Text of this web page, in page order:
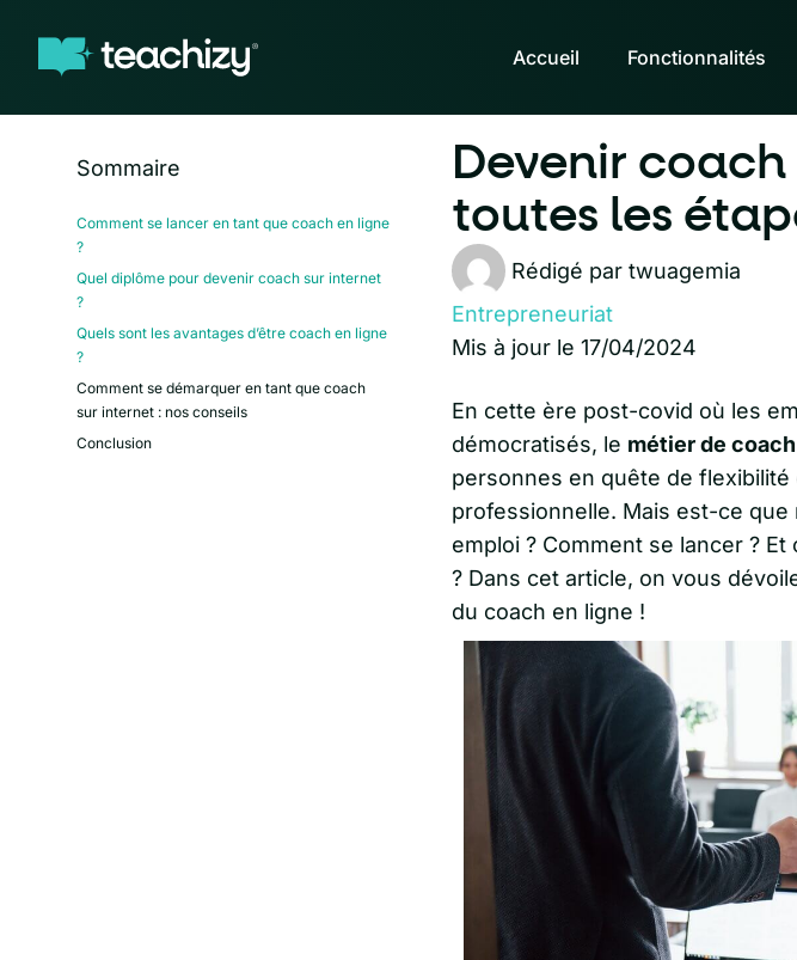
Accueil Fonctionnalités
Sommaire
Comment se lancer en tant que coach en ligne
?
Quel diplôme pour devenir coach sur internet
?
Quels sont les avantages d’être coach en ligne
?
Comment se démarquer en tant que coach
sur internet : nos conseils
Conclusion
Devenir coach
toutes les
Rédigé par twuagemia
Entrepreneuriat
Mis à jour le 17/04/2024
En cette ère post-covid où les
démocratisés, le métier de
personnes en quête de
professionnelle. Mais est-ce
emploi ? Comment se lancer ?
? Dans cet article, on vous
du coach en ligne !